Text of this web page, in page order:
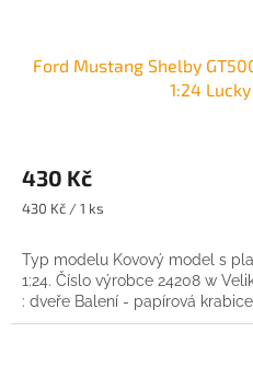
Ford Mustang Shelby
1:24
430 Kč
Měrná
430 Kč / 1 ks
Typ modelu Kovový model s
1:24. Číslo výrobce 24208 w
: dveře Balení - papírová krabice